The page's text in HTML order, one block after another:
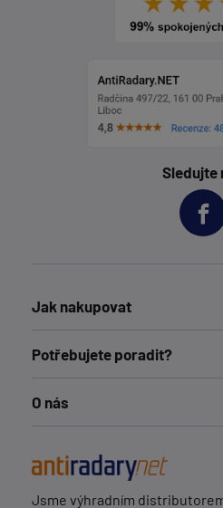
Sledujte
Jak nakupovat
Potřebujete poradit?
O nás
Jsme výhradním